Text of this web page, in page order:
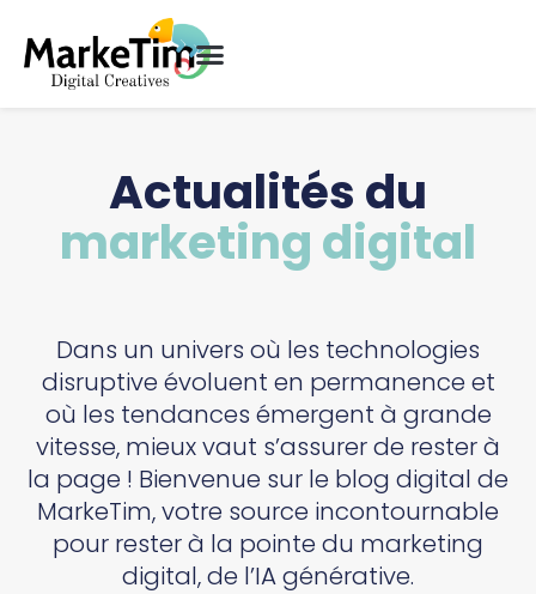
Actualités du
marketing digital
Dans un univers où les technologies
disruptive évoluent en permanence et
où les tendances émergent à grande
vitesse, mieux vaut s’assurer de rester à
la page ! Bienvenue sur le blog digital de
MarkeTim, votre source incontournable
pour rester à la pointe du marketing
digital, de l’IA générative.